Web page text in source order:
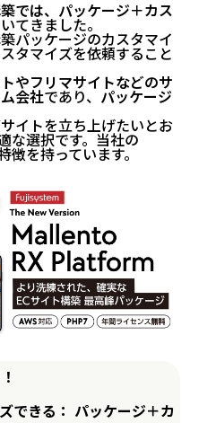
では、パッケージ＋カス
てきました。
パッケージのカスタマイ
タマイズを依頼すること
やフリマサイトなどのサ
会社であり、 パッケージ
イトを立ち上げたいとお
な選択です。当社の
徴を持っています。
できる： パッケージ＋カ